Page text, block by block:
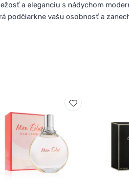
a eleganciu s nádychom
podčiarkne vašu osobnosť a